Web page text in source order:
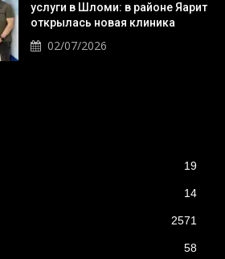
услуги в Шломи: в районе Яарит
открылась новая клиника
02/07/2026
19
14
2571
58